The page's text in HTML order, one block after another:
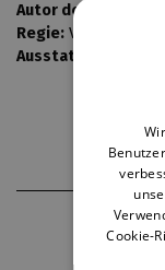
Autor der
Regie: Václav Hartl
Ausstattung:
Cookie-